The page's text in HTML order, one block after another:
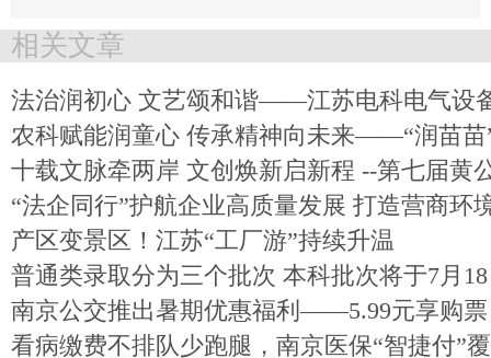
相关文章
法治润初心 文艺颂和谐——江苏电科电气设
农科赋能润童心 传承精神向未来——“润苗苗
十载文脉牵两岸 文创焕新启新程 --第七届黄
“法企同行”护航企业高质量发展 打造营商环
产区变景区！江苏“工厂游”持续升温
普通类录取分为三个批次 本科批次将于7月
南京公交推出暑期优惠福利——5.99元享购
看病缴费不排队少跑腿，南京医保“智捷付”